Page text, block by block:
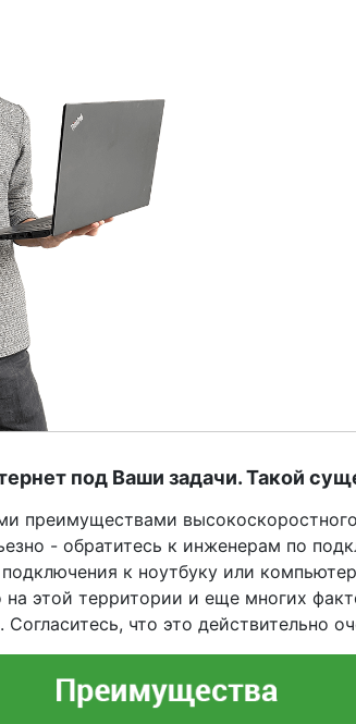
под Ваши задачи. Такой
преимуществами
- обратитесь к инженерам по
к ноутбуку или
этой территории и еще многих
Согласитесь, что это действительно